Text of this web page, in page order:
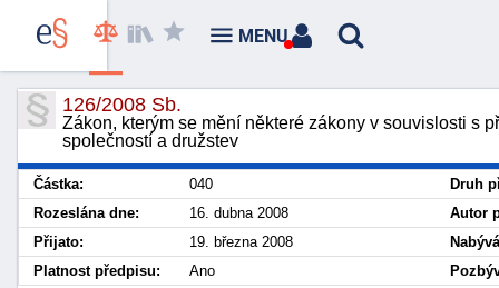
126/2008 Sb.
Zákon, kterým se mění některé zákony v souvislosti s
společností a družstev
Částka: 040
Druh
Rozeslána dne:
16. dubna 2008
Autor
Přijato:
19. března 2008
Platnost předpisu:
Ano
MENU